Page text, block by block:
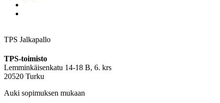
TPS Jalkapallo
TPS-toimisto
Lemminkäisenkatu 14-18 B, 6. krs
20520 Turku
Auki sopimuksen mukaan